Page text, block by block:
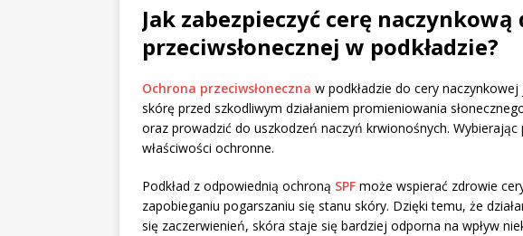
Jak zabezpieczyć cerę
przeciwsłonecznej w podkładzie?
Ochrona przeciwsłoneczna w podkładzie do cery
skórę przed szkodliwym działaniem promieniowania
oraz prowadzić do uszkodzeń naczyń krwionośnych.
właściwości ochronne.
Podkład z odpowiednią ochroną SPF może wspierać zdrowie
zapobieganiu pogarszaniu się stanu skóry. Dzięki temu, że
się zaczerwienień, skóra staje się bardziej odporna na wpływ